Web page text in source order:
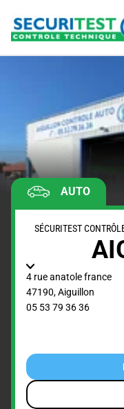
AUTO
SÉCURITEST
4 rue anatole france
47190,Aiguillon
05 53 79 36 36